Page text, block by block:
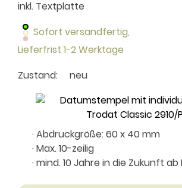
inkl. Textplatte
Sofort versandfertig,
Lieferfrist 1-2 Werktage
Zustand:
neu
· Abdruckgröße: 60 x 40 mm
· Max. 10-zeilig
· mind. 10 Jahre in die Zukunft